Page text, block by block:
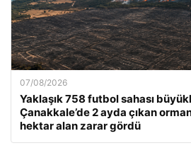
07/08/2026
Yaklaşık 758 futbol sahası
Çanakkale’de 2 ayda çıkan
hektar alan zarar gördü